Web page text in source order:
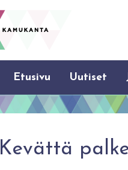
Etusivu Uutiset
Kevättä